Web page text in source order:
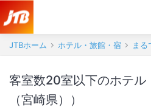
JTBホーム ホテル・旅館・宿 ま
客室数20室以下のホテル
（宮崎県））